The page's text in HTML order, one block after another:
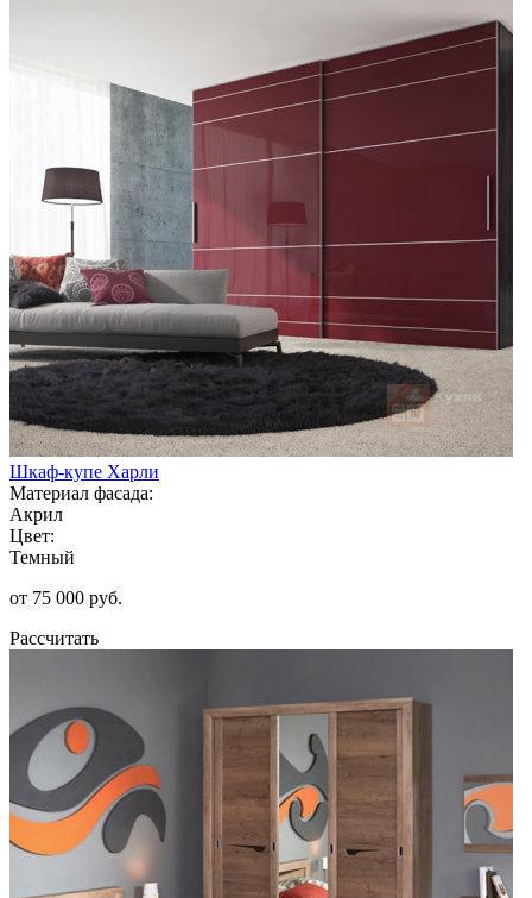
Шкаф-купе Харли
Материал фасада:
Акрил
Цвет:
Темный
от 75 000 руб.
Рассчитать